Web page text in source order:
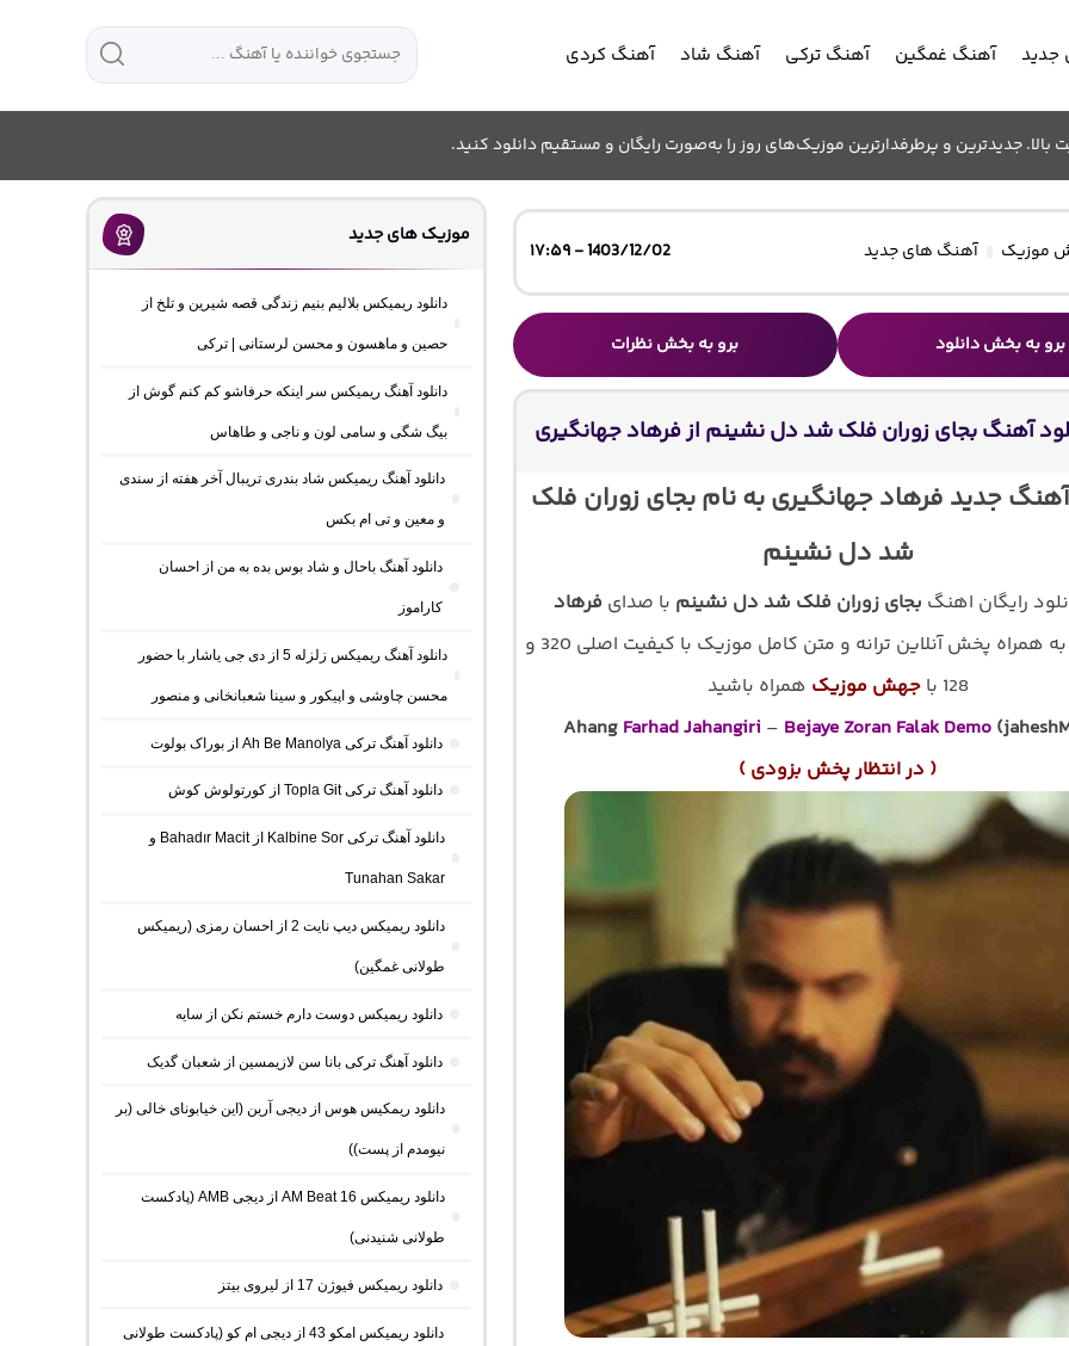
جدید آهنگ غمگین آهنگ ترکی آهنگ شاد آهنگ کردی
جدیدترین و پرطرفدارترین موزیک‌های روز را به‌صورت رایگان و مستقیم دانلود کنید.
موزیک آهنگ های جدید 1403/12/02 - ۱۷:۵۹
برو به بخش دانلود برو به بخش نظرات
آهنگ بجای زوران فلک شد دل نشینم از فرهاد جهانگیری
جدید فرهاد جهانگیری به نام بجای زوران فلک
شد دل نشینم
رایگان اهنگ بجای زوران فلک شد دل نشینم با صدایفرهاد
به همراه پخش آنلاین ترانه و متن کامل موزیک با کیفیت اصلی 320 و
128 با
جهش موزیک همراه باشید
Ahang Farhad Jahangiri – Bejaye Zoran Falak Demo
( در انتظار پخش بزودی )
موزیک های جدید
دانلود ریمیکس بلالیم بنیم زندگی قصه شیرین و تلخ از
حصین و ماهسون و محسن لرستانی | ترکی
دانلود آهنگ ریمیکس سر اینکه حرفاشو کم کنم گوش از
بیگ شگی و سامی لون و ناجی و طاهاس
دانلود آهنگ ریمیکس شاد بندری تریبال آخر هفته از سندی
و معین و تی ام بکس
دانلود آهنگ باحال و شاد بوس بده به من از احسان
کاراموز
دانلود آهنگ ریمیکس زلزله 5 از دی جی یاشار با حضور
محسن چاوشی و اپیکور و سینا شعبانخانی و منصور
دانلود آهنگ ترکی Ah Be Manolya از بوراک بولوت
دانلود آهنگ ترکی Topla Git از کورتولوش کوش
دانلود آهنگ ترکی Kalbine Sor از Bahadır Macit و
Tunahan Sakar
دانلود ریمیکس دیپ نایت 2 از احسان رمزی (ریمیکس
طولانی غمگین)
دانلود ریمیکس دوست دارم خستم نکن از سایه
دانلود آهنگ ترکی بانا سن لازیمسین از شعبان گدیک
دانلود ریمکیس هوس از دیجی آرین (این خیابونای خالی (بر
نیومدم از پست))
دانلود ریمیکس AM Beat 16 از دیجی AMB (پادکست
طولانی شنیدنی)
دانلود ریمیکس فیوژن 17 از لیروی بیتز
دانلود ریمیکس امکو 43 از دیجی ام کو (پادکست طولانی